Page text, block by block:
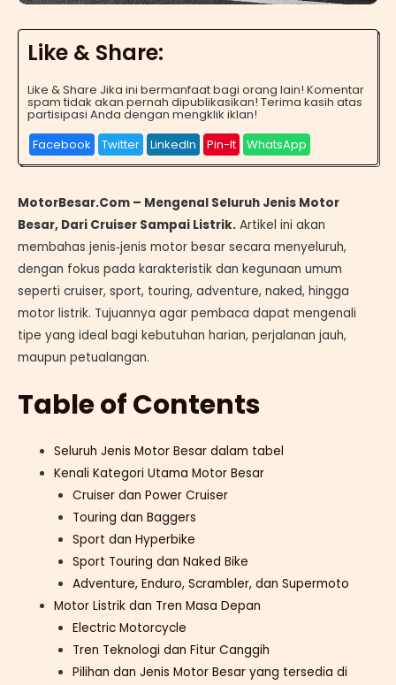
Like & Share:
Like & Share Jika ini bermanfaat bagi orang lain! Komentar
spam tidak akan pernah dipublikasikan! Terima kasih atas
partisipasi Anda dengan mengklik iklan!
Facebook
Twitter LinkedIn Pin-It WhatsApp
MotorBesar.Com – Mengenal Seluruh Jenis Motor
Besar, Dari Cruiser Sampai Listrik. Artikel ini akan
membahas jenis‑jenis motor besar secara menyeluruh,
dengan fokus pada karakteristik dan kegunaan umum
seperti cruiser, sport, touring, adventure, naked, hingga
motor listrik. Tujuannya agar pembaca dapat mengenali
tipe yang ideal bagi kebutuhan harian, perjalanan jauh,
maupun petualangan.
Table of Contents
Seluruh Jenis Motor Besar dalam tabel
Kenali Kategori Utama Motor Besar
Cruiser dan Power Cruiser
Touring dan Baggers
Sport dan Hyperbike
Sport Touring dan Naked Bike
Adventure, Enduro, Scrambler, dan Supermoto
Motor Listrik dan Tren Masa Depan
Electric Motorcycle
Tren Teknologi dan Fitur Canggih
Pilihan dan Jenis Motor Besar yang tersedia di